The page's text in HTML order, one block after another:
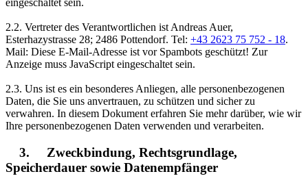
eingeschaltet sein.
2.2. Vertreter des Verantwortlichen ist Andreas Auer,
Esterhazystrasse 28; 2486 Pottendorf. Tel: +43 2623 75 752 - 18.
Mail: Diese E-Mail-Adresse ist vor Spambots geschützt! Zur
Anzeige muss JavaScript eingeschaltet sein.
2.3. Uns ist es ein besonderes Anliegen, alle personenbezogenen
Daten, die Sie uns anvertrauen, zu schützen und sicher zu
verwahren. In diesem Dokument erfahren Sie mehr darüber, wie wir
Ihre personenbezogenen Daten verwenden und verarbeiten.
3. Zweckbindung, Rechtsgrundlage,
Speicherdauer sowie Datenempfänger